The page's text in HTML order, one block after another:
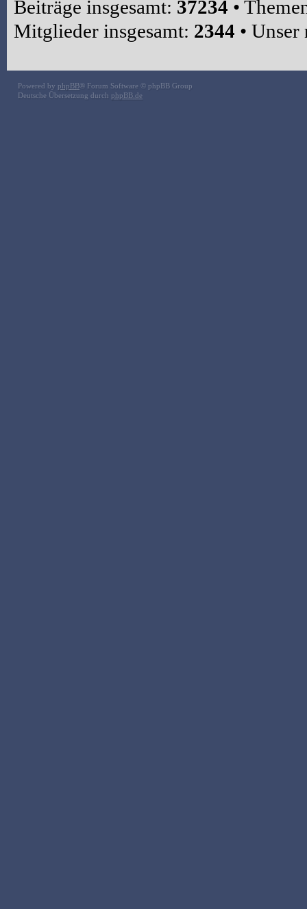
Beiträge insgesamt: 37234 •
Mitglieder insgesamt: 2344 •
Powered by phpBB® Forum Software © phpBB Group
Deutsche Übersetzung durch phpBB.de